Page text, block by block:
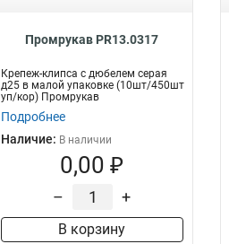
Промрукав PR13.0317
Крепеж-клипса с дюбелем серая
д25 в малой упаковке (10шт/450шт
уп/кор) Промрукав
Подробнее
Наличие: В наличии
0,00 ₽
– +
В корзину